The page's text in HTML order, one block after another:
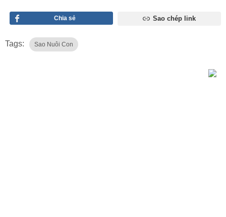
Chia sẻ Sao chép link
Tags: Sao Nuôi Con